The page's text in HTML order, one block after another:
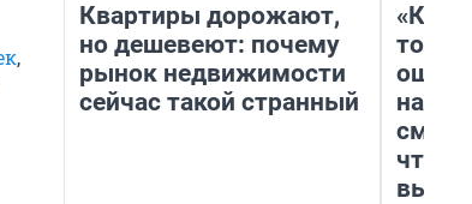
,
Квартиры дорожают,
но дешевеют: почему
рынок недвижимости
сейчас такой странный
то